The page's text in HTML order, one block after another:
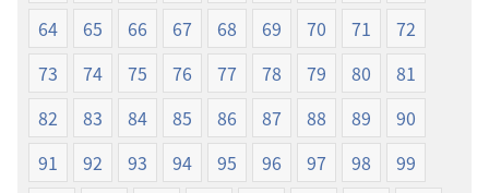
64
65 66 67 68 69 70 71
72
73
74 75 76 77 78 79 80
81
82
83 84 85 86 87 88 89
90
91
92 93 94 95 96 97 98
99